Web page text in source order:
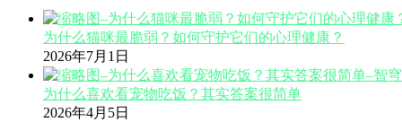
为什么猫咪最脆弱？如何守护它们的心理健康？
2026年7月1日
为什么喜欢看宠物吃饭？其实答案很简单
2026年4月5日